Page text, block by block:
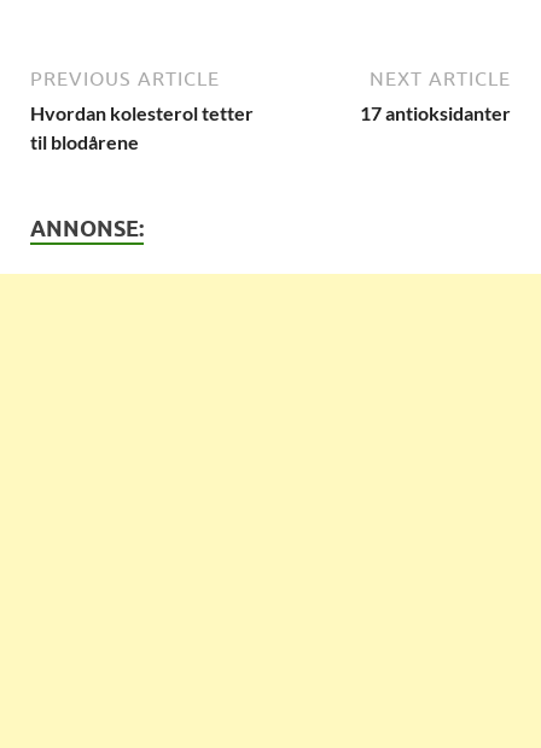
PREVIOUS ARTICLE
Hvordan kolesterol tetter
til blodårene
NEXT ARTICLE
17 antioksidanter
ANNONSE: